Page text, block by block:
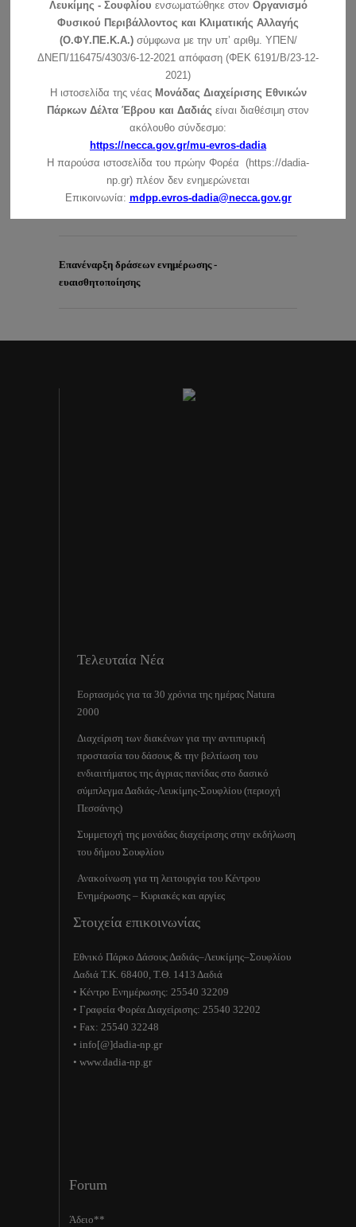
Ευχές για τις γιορτές των Χριστουγέννων και της
Πρωτοχρονιάς
συνέχεια »
Δελτίο τύπου: Επίσκεψη υφυπουργού Τουρισμού κας
Ζαχαράκη
Το Σάββατο 2 Οκτωβρίου 2021 είχαμε την ιδιαίτερη χαρά να
Επανέναρξη δράσεων ενημέρωσης -
ευαισθητοποίησης
Τελευταία Νέα
Εορτασμός για τα 30 χρόνια της ημέρας Natura
2000
Διαχείριση των διακένων για την αντιπυρική
προστασία του δάσους & την βελτίωση του
ενδιαιτήματος της άγριας πανίδας στο δασικό
σύμπλεγμα Δαδιάς-Λευκίμης-Σουφλίου (περιοχή
Πεσσάνης)
Συμμετοχή της μονάδας διαχείρισης στην εκδήλωση
του δήμου Σουφλίου
Ανακοίνωση για τη λειτουργία του Κέντρου
Ενημέρωσης – Κυριακές και αργίες
Στοιχεία επικοινωνίας
Εθνικό Πάρκο Δάσους Δαδιάς–Λευκίμης–Σουφλίου
Δαδιά Τ.Κ. 68400, Τ.Θ. 1413 Δαδιά
• Κέντρο Ενημέρωσης: 25540 32209
• Γραφεία Φορέα Διαχείρισης: 25540 32202
• Fax: 25540 32248
• info[@]dadia-np.gr
• www.dadia-np.gr
Forum
Άδειο**
Λευκίμης - Σουφλίου ενσωματώθηκε στον Οργανισμό
Φυσικού Περιβάλλοντος και Κλιματικής Αλλαγής
(Ο.ΦΥ.ΠΕ.Κ.Α.)σύμφωνα με την υπ’ αριθμ. ΥΠΕΝ/
ΔΝΕΠ/116475/4303/6-12-2021 απόφαση (ΦΕΚ 6191/Β/23-12-
2021)
Η ιστοσελίδα της νέας Μονάδας Διαχείρισης Εθνικών
Πάρκων Δέλτα Έβρου και Δαδιάς είναι διαθέσιμη στον
ακόλουθο σύνδεσμο:
https://necca.gov.gr/mu-evros-dadia
Η παρούσα ιστοσελίδα του πρώην Φορέα (https://dadia-
np.gr) πλέον δεν ενημερώνεται
Επικοινωνία: mdpp.evros-dadia@necca.gov.gr